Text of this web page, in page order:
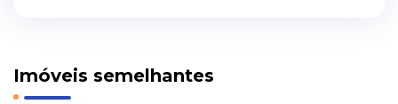
Imóveis semelhantes